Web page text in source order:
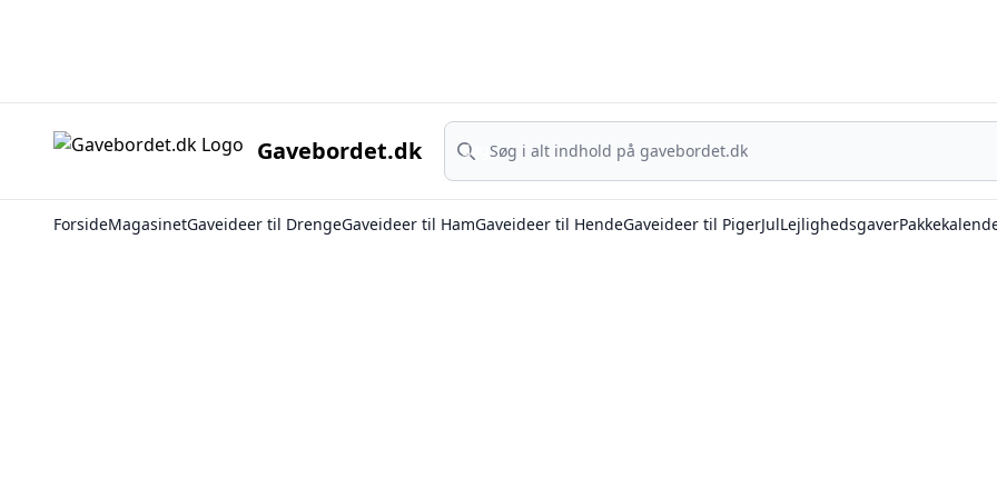
Gavebordet.dk
Søg
Søg
ForsideMagasinetGaveideer til DrengeGaveideer til HamGaveideer til HendeGaveideer til PigerJulLejlighedsgaver